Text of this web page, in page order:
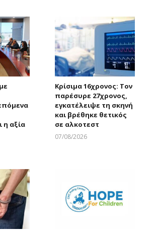
η αξία
Κρίσιμα 16χρονος: Τον
παρέσυρε 27χρονος,
εγκατέλειψε τη σκηνή
και βρέθηκε θετικός
σε αλκοτεστ
07/08/2026